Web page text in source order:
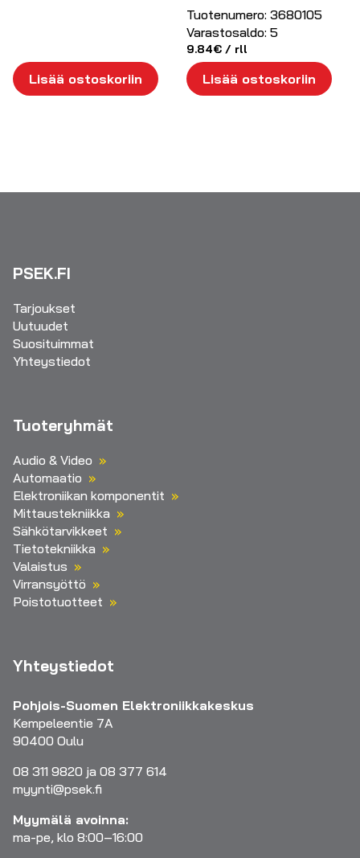
Lisää ostoskoriin
Tuotenumero: 3680105
Varastosaldo: 5
9.84€ / rll
Lisää ostoskoriin
PSEK.FI
Tarjoukset
Uutuudet
Suosituimmat
Yhteystiedot
Tuoteryhmät
Audio & Video
Automaatio
Elektroniikan komponentit
Mittaustekniikka
Sähkötarvikkeet
Tietotekniikka
Valaistus
Virransyöttö
Poistotuotteet
Yhteystiedot
Pohjois-Suomen Elektroniikkakeskus
Kempeleentie 7A
90400 Oulu
08 311 9820 ja 08 377 614
myynti@psek.fi
Myymälä avoinna:
ma-pe, klo 8:00–16:00